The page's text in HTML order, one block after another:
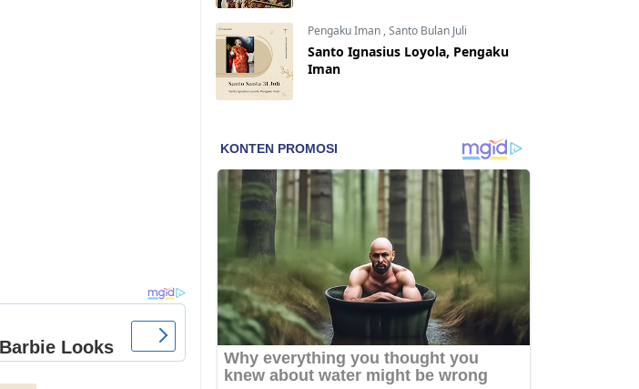
Pengaku Iman ,Santo Bulan Juli
Santo Ignasius Loyola, Pengaku
Iman